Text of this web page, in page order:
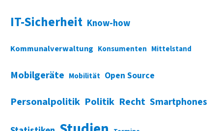
IT-Sicherheit Know-how
Kommunalverwaltung Konsumenten Mittelstand
Mobilgeräte Mobilität Open Source
Personalpolitik Politik Recht Smartphones